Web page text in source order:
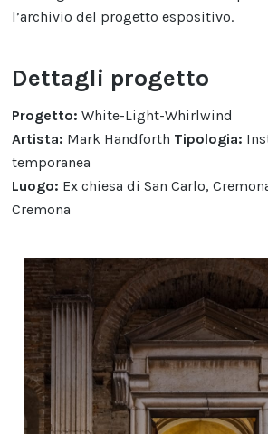
l’archivio del progetto espositivo.
Dettagli progetto
Progetto: White-Light-Whirlwind
Artista: Mark Handforth Tipologia:
temporanea
Luogo: Ex chiesa di San Carlo,
Cremona